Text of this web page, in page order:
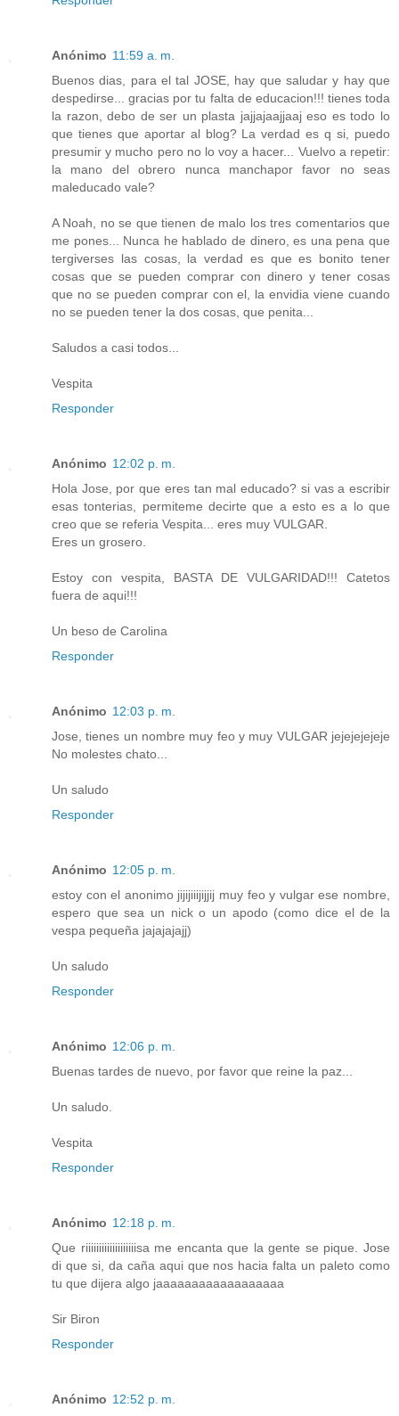
Anónimo 11:59 a. m.
Buenos dias, para el tal JOSE, hay que saludar y hay que
despedirse... gracias por tu falta de educacion!!! tienes toda
la razon, debo de ser un plasta jajjajaajjaaj eso es todo lo
que tienes que aportar al blog? La verdad es q si, puedo
presumir y mucho pero no lo voy a hacer... Vuelvo a repetir:
la mano del obrero nunca manchapor favor no seas
maleducado vale?
A Noah, no se que tienen de malo los tres comentarios que
me pones... Nunca he hablado de dinero, es una pena que
tergiverses las cosas, la verdad es que es bonito tener
cosas que se pueden comprar con dinero y tener cosas
que no se pueden comprar con el, la envidia viene cuando
no se pueden tener la dos cosas, que penita...
Saludos a casi todos...
Vespita
Responder
Anónimo 12:02 p. m.
Hola Jose, por que eres tan mal educado? si vas a escribir
esas tonterias, permiteme decirte que a esto es a lo que
creo que se referia Vespita... eres muy VULGAR.
Eres un grosero.
Estoy con vespita, BASTA DE VULGARIDAD!!! Catetos
fuera de aqui!!!
Un beso de Carolina
Responder
Anónimo 12:03 p. m.
Jose, tienes un nombre muy feo y muy VULGAR jejejejejeje
No molestes chato...
Un saludo
Responder
Anónimo 12:05 p. m.
estoy con el anonimo jijijiiijijjij muy feo y vulgar ese nombre,
espero que sea un nick o un apodo (como dice el de la
vespa pequeña jajajajajj)
Un saludo
Responder
Anónimo 12:06 p. m.
Buenas tardes de nuevo, por favor que reine la paz...
Un saludo.
Vespita
Responder
Anónimo 12:18 p. m.
Que riiiiiiiiiiiiiiiiiiisa me encanta que la gente se pique. Jose
di que si, da caña aqui que nos hacia falta un paleto como
tu que dijera algo jaaaaaaaaaaaaaaaaaa
Sir Biron
Responder
Anónimo 12:52 p. m.